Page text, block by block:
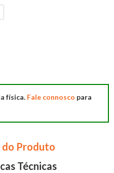
física. Fale connosco para
Produto
Técnicas